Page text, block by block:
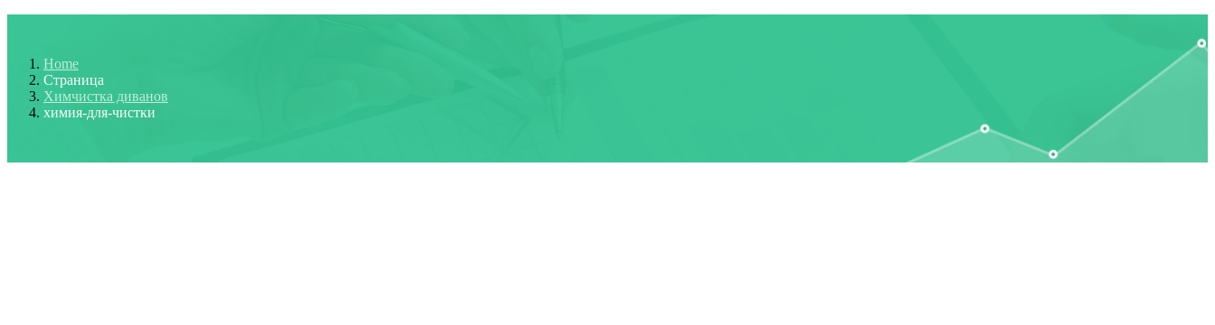
Home
Страница
Химчистка диванов
химия-для-чистки